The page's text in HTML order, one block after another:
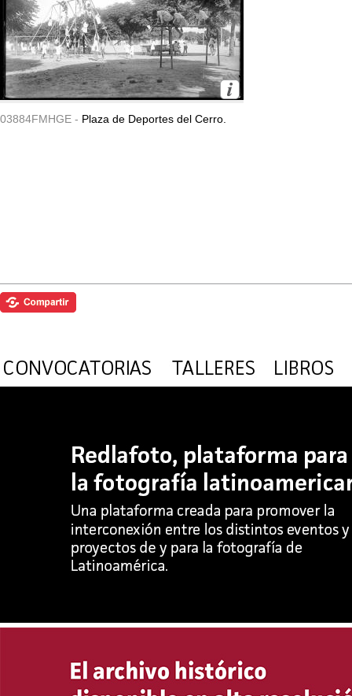
03884FMHGE - Plaza de Deportes del Cerro.